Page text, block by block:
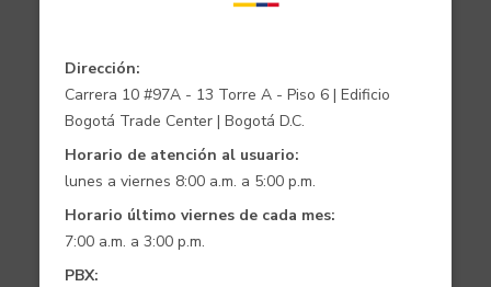
Dirección:
Carrera 10 #97A - 13 Torre A - Piso 6 | Edificio
Bogotá Trade Center | Bogotá D.C.
Horario de atención al usuario:
lunes a viernes 8:00 a.m. a 5:00 p.m.
Horario último viernes de cada mes:
7:00 a.m. a 3:00 p.m.
PBX: